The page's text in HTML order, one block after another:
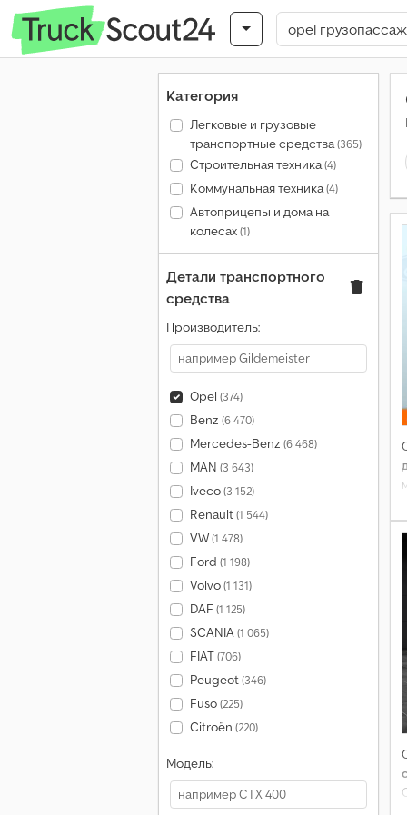
Категория
Легковые и грузовые
транспортные средства(365)
Строительная техника(4)
Коммунальная техника(4)
Автоприцепы и дома на
колесах(1)
Детали транспортного
средства
Производитель:
Opel (374)
Benz (6 470)
Mercedes-Benz (6 468)
MAN (3 643)
Iveco(3 152)
Renault(1 544)
VW(1 478)
Ford (1 198)
Volvo(1 131)
DAF (1 125)
SCANIA(1 065)
FIAT(706)
Peugeot(346)
Fuso(225)
Citroën (220)
Модель: